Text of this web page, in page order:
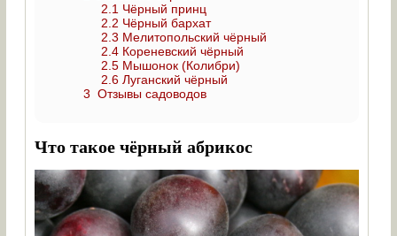
2.1 Чёрный принц
2.2 Чёрный бархат
2.3 Мелитопольский чёрный
2.4 Кореневский чёрный
2.5 Мышонок (Колибри)
2.6 Луганский чёрный
3 Отзывы садоводов
Что такое чёрный абрикос